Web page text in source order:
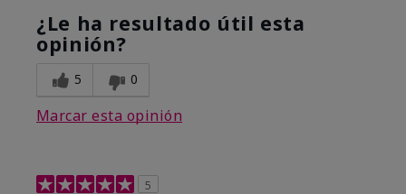
¿Le ha resultado útil esta
opinión?
5 0
Marcar esta opinión
5